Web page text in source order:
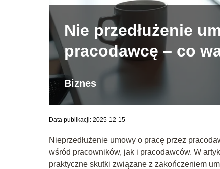
Nie przedłużenie
pracodawcę – co
Biznes
Data publikacji: 2025-12-15
Nieprzedłużenie umowy o pracę przez
wśród pracowników, jak i pracodawców. W
praktyczne skutki związane z zakończeniem